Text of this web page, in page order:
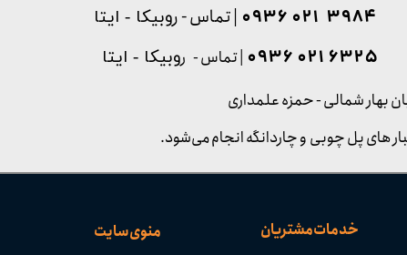
خدمات مشتریان منوی سایت
۶۳۲۵ ۰۲۱ ۰۹۳۶ | تماس - روبیکا - ایتا
بهار شمالی - حمزه علمداری
۳۹۸۴ ۰۲۱ ۰۹۳۶ | تماس - روبیکا - ایتا
های پل چوبی و چاردانگه انجام می‌شود.